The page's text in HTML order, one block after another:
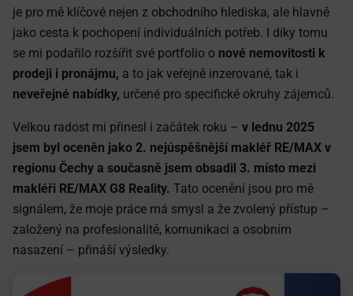
je pro mě klíčové nejen z obchodního hlediska, ale hlavně
jako cesta k pochopení individuálních potřeb. I díky tomu
se mi podařilo rozšířit své portfolio o nové nemovitosti k
prodeji i pronájmu, a to jak veřejně inzerované, tak i
neveřejné nabídky, určené pro specifické okruhy zájemců.
Velkou radost mi přinesl i začátek roku – v lednu 2025
jsem byl oceněn jako 2. nejúspěšnější makléř RE/MAX v
regionu Čechy a současně jsem obsadil 3. místo mezi
makléři RE/MAX G8 Reality. Tato ocenění jsou pro mě
signálem, že moje práce má smysl a že zvolený přístup –
založený na profesionalitě, komunikaci a osobním
nasazení – přináší výsledky.